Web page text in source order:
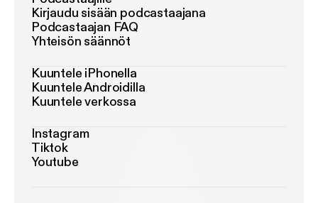
Kirjaudu sisään podcastaajana
Podcastaajan FAQ
Yhteisön säännöt
Kuuntele iPhonella
Kuuntele Androidilla
Kuuntele verkossa
Instagram
Tiktok
Youtube